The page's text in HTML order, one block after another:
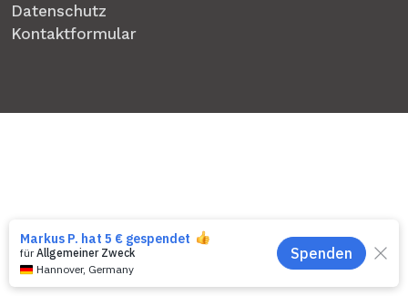
Datenschutz
Kontaktformular